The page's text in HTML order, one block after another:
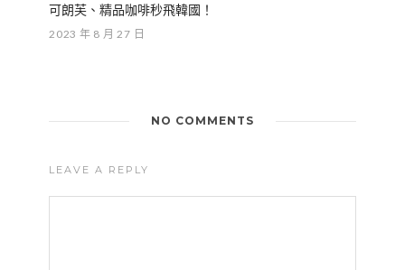
可朗芙、精品咖啡秒飛韓國！
2023 年 8 月 27 日
NO COMMENTS
LEAVE A REPLY